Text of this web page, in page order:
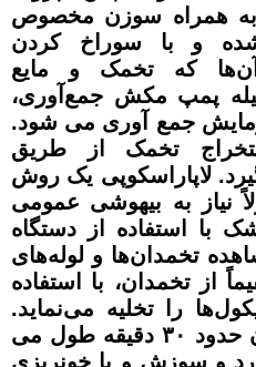
همراه سوزن مخصوص
و با سوراخ کردن
آن‌ها که تخمک و مایع
پمپ مکش جمع‌آوری،
جمع آوری می شود.
تخمک از طریق
لاپاراسکوپی یک روش
به بیهوشی عمومی
با استفاده از دستگاه
تخمدان‌ها و لوله‌های
از تخمدان، با استفاده
را تخلیه می‌نماید.
عمل پونکسیون تخمدان حدود ۳۰ دقیقه طول می
و سوزش و یا خونریزی